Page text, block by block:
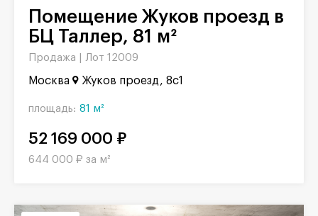
Помещение Жуков проезд в
БЦ Таллер, 81 м²
Продажа | Лот 12009
Москва Жуков проезд, 8с1
площадь: 81 м²
52 169 000 ₽
644 000 ₽ за м²